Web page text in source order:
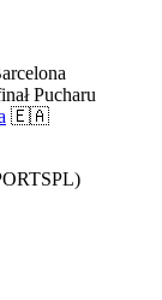
Pucharu
🇪🇦